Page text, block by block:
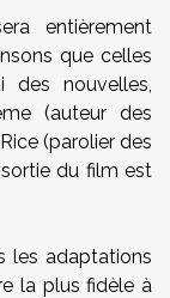
entièrement
que celles
des nouvelles,
(auteur des
(parolier des
du film est
les adaptations
la plus fidèle à